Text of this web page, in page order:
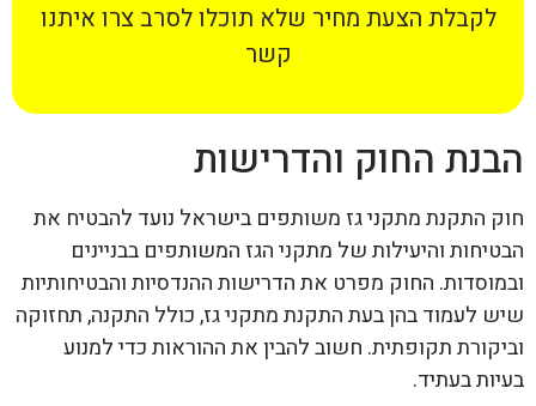
לקבלת הצעת מחיר שלא תוכלו לסרב צרו איתנו
קשר
הבנת החוק והדרישות
חוק התקנת מתקני גז משותפים בישראל נועד להבטיח את
הבטיחות והיעילות של מתקני הגז המשותפים בבניינים
ובמוסדות. החוק מפרט את הדרישות ההנדסיות והבטיחותיות
שיש לעמוד בהן בעת התקנת מתקני גז, כולל התקנה, תחזוקה
וביקורת תקופתית. חשוב להבין את ההוראות כדי למנוע
בעיות בעתיד.